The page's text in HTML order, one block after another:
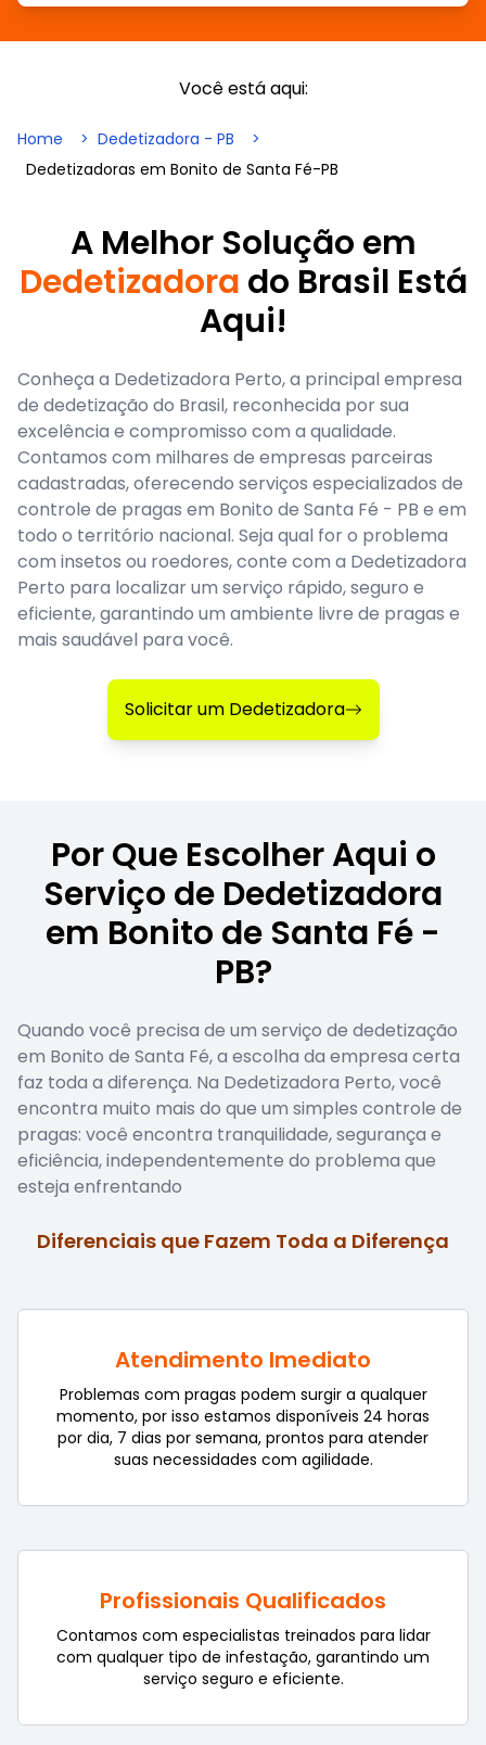
Você está aqui:
Home
Dedetizadora - PB
Dedetizadoras em Bonito de Santa Fé-PB
A Melhor Solução em
Dedetizadora do Brasil Está
Aqui!
Conheça a Dedetizadora Perto, a principal empresa
de dedetização do Brasil, reconhecida por sua
excelência e compromisso com a qualidade.
Contamos com milhares de empresas parceiras
cadastradas, oferecendo serviços especializados de
controle de pragas em Bonito de Santa Fé - PB e em
todo o território nacional. Seja qual for o problema
com insetos ou roedores, conte com a Dedetizadora
Perto para localizar um serviço rápido, seguro e
eficiente, garantindo um ambiente livre de pragas e
mais saudável para você.
Solicitar um Dedetizadora
Por Que Escolher Aqui o
Serviço de Dedetizadora
em Bonito de Santa Fé -
PB?
Quando você precisa de um serviço de dedetização
em Bonito de Santa Fé, a escolha da empresa certa
faz toda a diferença. Na Dedetizadora Perto, você
encontra muito mais do que um simples controle de
pragas: você encontra tranquilidade, segurança e
eficiência, independentemente do problema que
esteja enfrentando
Diferenciais que Fazem Toda a Diferença
Atendimento Imediato
Problemas com pragas podem surgir a qualquer
momento, por isso estamos disponíveis 24 horas
por dia, 7 dias por semana, prontos para atender
suas necessidades com agilidade.
Profissionais Qualificados
Contamos com especialistas treinados para lidar
com qualquer tipo de infestação, garantindo um
serviço seguro e eficiente.